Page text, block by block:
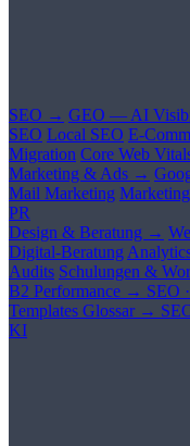
SEO → GEO — AI
SEO Local SEO E-
Migration Core Web
Marketing & Ads →
Mail Marketing
PR
Design & Beratung →
Digital-Beratung
Audits Schulungen &
B2 Performance → SEO
Templates Glossar →
KI